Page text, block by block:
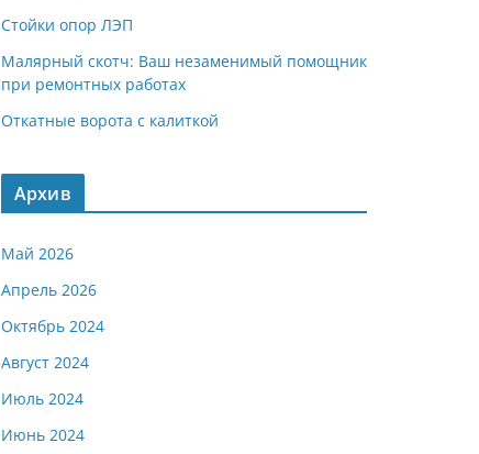
Стойки опор ЛЭП
Малярный скотч: Ваш незаменимый помощник
при ремонтных работах
Откатные ворота с калиткой
Архив
Май 2026
Апрель 2026
Октябрь 2024
Август 2024
Июль 2024
Июнь 2024